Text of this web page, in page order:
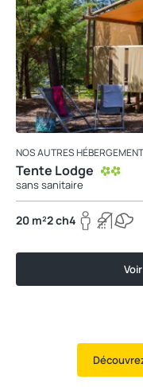
NOS AUTRES
Tente Lodge
sans sanitaire
20 m²2 ch4